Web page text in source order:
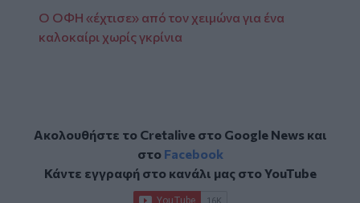
Ο ΟΦΗ «έχτισε» από τον χειμώνα για ένα
καλοκαίρι χωρίς γκρίνια
Ακολουθήστε το Cretalive στο Google Newsκαι
στο Facebook
Κάντε εγγραφή στο κανάλι μας στοYouTube